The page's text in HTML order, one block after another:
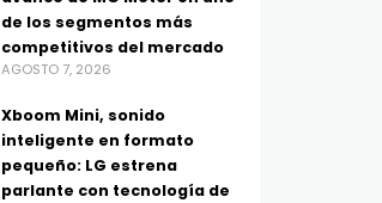
de los segmentos más
competitivos del mercado
AGOSTO 7, 2026
Xboom Mini, sonido
inteligente en formato
pequeño: LG estrena
parlante con tecnología de